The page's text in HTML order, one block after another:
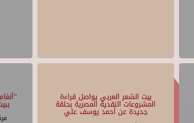
بيت الشعر العربي يواصل قراءة
المشروعات النقدية المصرية بحلقة
جديدة عن أحمد يوسف علي